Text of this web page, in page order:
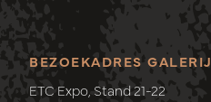
BEZOEKADRES GALERIJ
ETC Expo, Stand 21-22